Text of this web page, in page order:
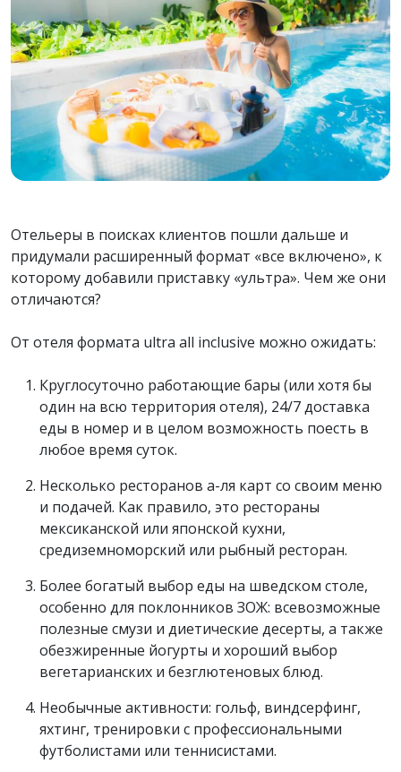
Отельеры в поисках клиентов пошли дальше и
придумали расширенный формат «все включено», к
которому добавили приставку «ультра». Чем же они
отличаются?
От отеля формата ultra all inclusive можно ожидать:
Круглосуточно работающие бары (или хотя бы
один на всю территория отеля), 24/7 доставка
еды в номер и в целом возможность поесть в
любое время суток.
Несколько ресторанов а-ля карт со своим меню
и подачей. Как правило, это рестораны
мексиканской или японской кухни,
средиземноморский или рыбный ресторан.
Более богатый выбор еды на шведском столе,
особенно для поклонников ЗОЖ: всевозможные
полезные смузи и диетические десерты, а также
обезжиренные йогурты и хороший выбор
вегетарианских и безглютеновых блюд.
Необычные активности: гольф, виндсерфинг,
яхтинг, тренировки с профессиональными
футболистами или теннисистами.